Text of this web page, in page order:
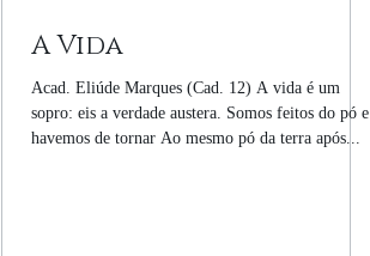
A Vida
Acad. Eliúde Marques (Cad. 12) A vida é um
sopro: eis a verdade austera. Somos feitos do pó e
havemos de tornar Ao mesmo pó da terra após...